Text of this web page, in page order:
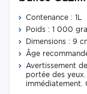
Contenance : 1L
Poids : 1 000
Dimensions : 9
Âge
Avertissement
portée des
immédiatement.